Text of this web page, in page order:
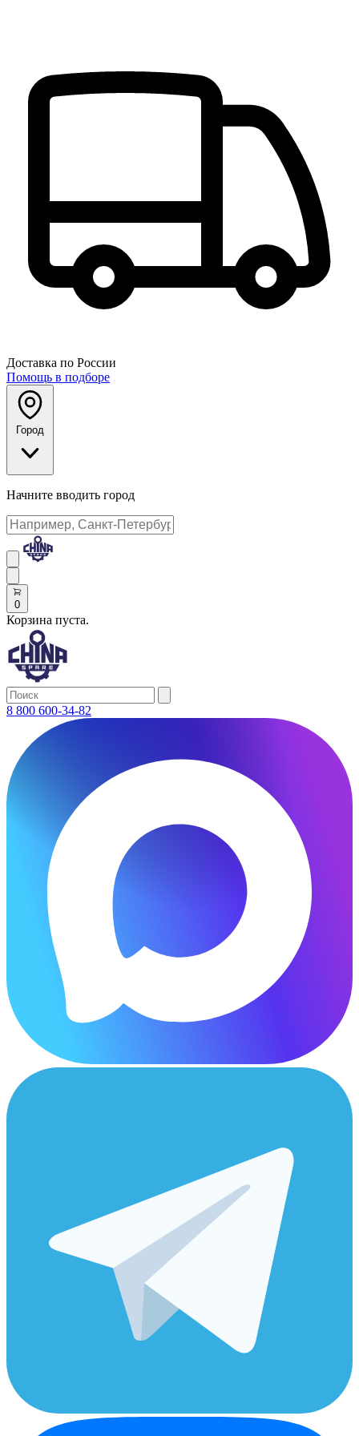
Доставка по России
Помощь в подборе
Город
Начните вводить город
0
Корзина пуста.
8 800 600-34-82